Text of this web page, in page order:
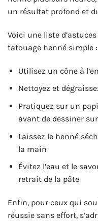
un résultat profond et
Voici une liste
tatouage henné simple :
Utilisez un cône à
Nettoyez et
Pratiquez sur un
avant de dessiner
Laissez le henné
la main
Évitez l’eau et le
retrait de la pâte
Enfin, pour ceux qui
réussie sans effort,